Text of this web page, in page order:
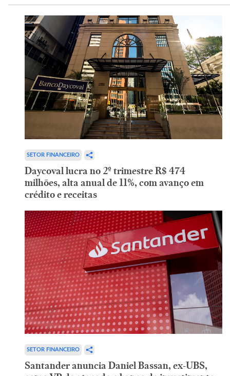
SETOR FINANCEIRO
Daycoval lucra no 2º trimestre R$ 474
milhões, alta anual de 11%, com avanço em
crédito e receitas
SETOR FINANCEIRO
Santander anuncia Daniel Bassan, ex-UBS,